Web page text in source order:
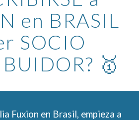
en BRASIL
SOCIO
🥇
Fuxion en Brasil, empieza a